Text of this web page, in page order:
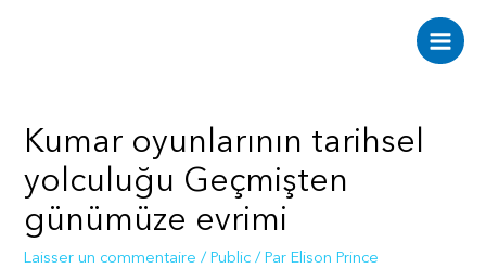
Main
Kumar oyunlarının tarihsel
yolculuğu Geçmişten
günümüze evrimi
Laisser un commentaire / Public / Par Elison Prince